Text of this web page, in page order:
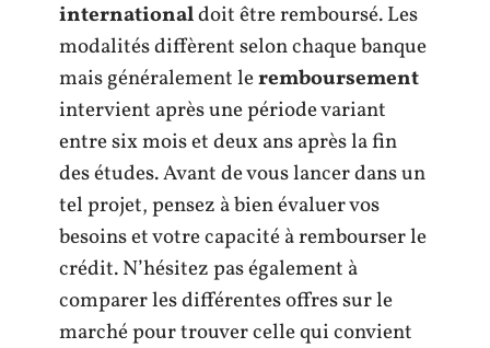
internationaldoit être remboursé. Les
modalités diffèrent selon chaque banque
mais généralement leremboursement
intervient après une période variant
entre six mois et deux ans après la fin
des études. Avant de vous lancer dans un
tel projet, pensez à bien évaluer vos
besoins et votre capacité à rembourser le
crédit. N’hésitez pas également à
comparer les différentes offres sur le
marché pour trouver celle qui convient